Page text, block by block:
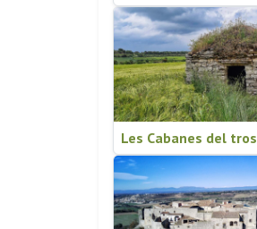
Les Cabanes del tros